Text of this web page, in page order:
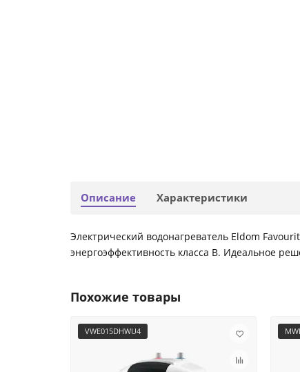
Описание Характеристики
Электрический водонагреватель Eldom
энергоэффективность класса B. Идеальное
Похожие товары
VWE015DHWU4